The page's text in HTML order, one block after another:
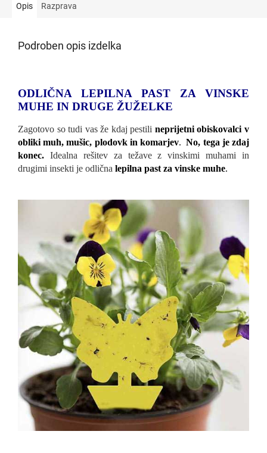
Opis Razprava
Podroben opis izdelka
ODLIČNA LEPILNA PAST ZA VINSKE
MUHE IN DRUGE ŽUŽELKE
Zagotovo so tudi vas že kdaj pestili neprijetni obiskovalci v
obliki muh, mušic, plodovk in komarjev. No, tega je zdaj
konec. Idealna rešitev za težave z vinskimi muhami in
drugimi insekti je odlična lepilna past za vinske muhe.